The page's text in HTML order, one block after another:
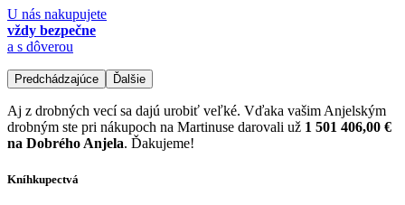
U nás nakupujete
vždy bezpečne
a s dôverou
Predchádzajúce Ďalšie
Aj z drobných vecí sa dajú urobiť veľké. Vďaka vašim Anjelským
drobným ste pri nákupoch na Martinuse darovali už 1 501 406,00 €
na Dobrého Anjela. Ďakujeme!
Kníhkupectvá